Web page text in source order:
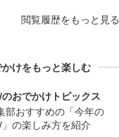
閲覧履歴をもっと見る
けをもっと楽しむ
のおでかけトピックス
部おすすめの「今年の
」の楽しみ方を紹介